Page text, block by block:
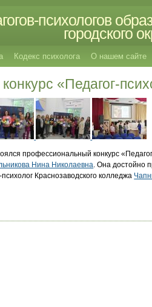
психологов
городского
Кодекс психолога О нашем сайте
«Педагог-
профессиональный конкурс
Нина Николаевна. Она достойно
Краснозаводского колледжа